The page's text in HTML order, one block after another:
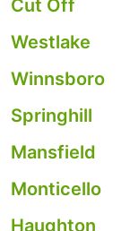
Cut Off
Westlake
Winnsboro
Springhill
Mansfield
Monticello
Haughton